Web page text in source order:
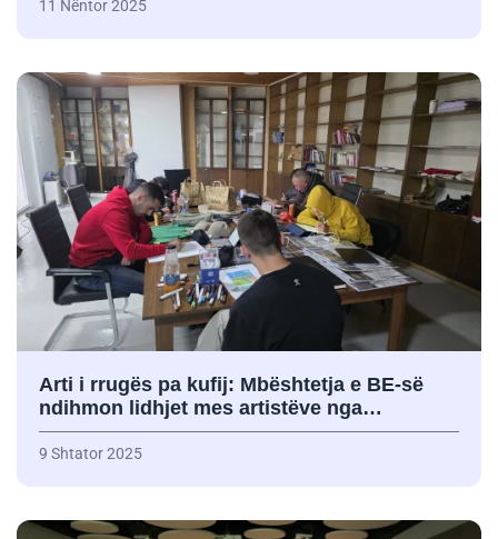
11 Nëntor 2025
Arti i rrugës pa kufij: Mbështetja e BE-së
ndihmon lidhjet mes artistëve nga…
9 Shtator 2025